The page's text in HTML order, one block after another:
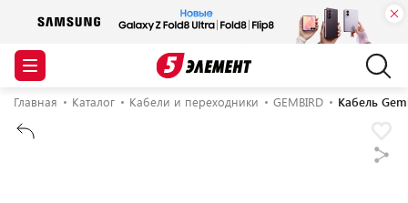
Главная Каталог Кабели и переходники GEMBIRD Кабель